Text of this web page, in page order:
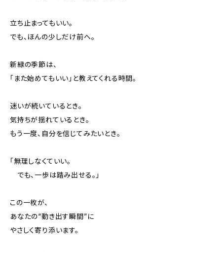
立ち止まってもいい。
でも、ほんの少しだけ前へ。
新緑の季節は、
「また始めてもいい」と教えてくれる時間。
迷いが続いているとき。
気持ちが揺れているとき。
もう一度、自分を信じてみたいとき。
「無理しなくていい。
でも、一歩は踏み出せる。」
この一枚が、
あなたの“動き出す瞬間”に
やさしく寄り添います。